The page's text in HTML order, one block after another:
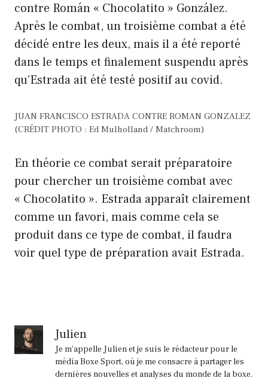
contre Román « Chocolatito » González.
Après le combat, un troisième combat a été
décidé entre les deux, mais il a été reporté
dans le temps et finalement suspendu après
qu’Estrada ait été testé positif au covid.
JUAN FRANCISCO ESTRADA CONTRE ROMAN GONZALEZ
(CRÉDIT PHOTO : Ed Mulholland / Matchroom)
En théorie ce combat serait préparatoire
pour chercher un troisième combat avec
« Chocolatito ». Estrada apparaît clairement
comme un favori, mais comme cela se
produit dans ce type de combat, il faudra
voir quel type de préparation avait Estrada.
Julien
Je m'appelle Julien et je suis le rédacteur pour le
média Boxe Sport, où je me consacre à partager les
dernières nouvelles et analyses du monde de la boxe.